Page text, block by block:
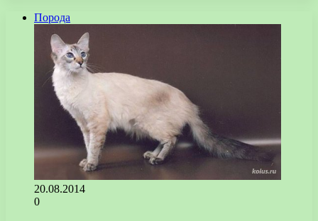
Порода
20.08.2014
0